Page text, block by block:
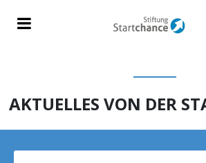
AKTUELLES VON DER